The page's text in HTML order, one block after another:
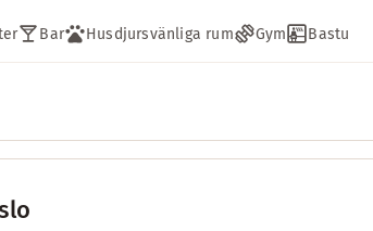
Bar Husdjursvänliga rum Gym Bastu